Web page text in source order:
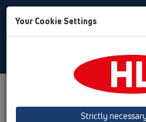
Обзор продукта
14 Комплекты для
Your Cookie Settings
Strictly